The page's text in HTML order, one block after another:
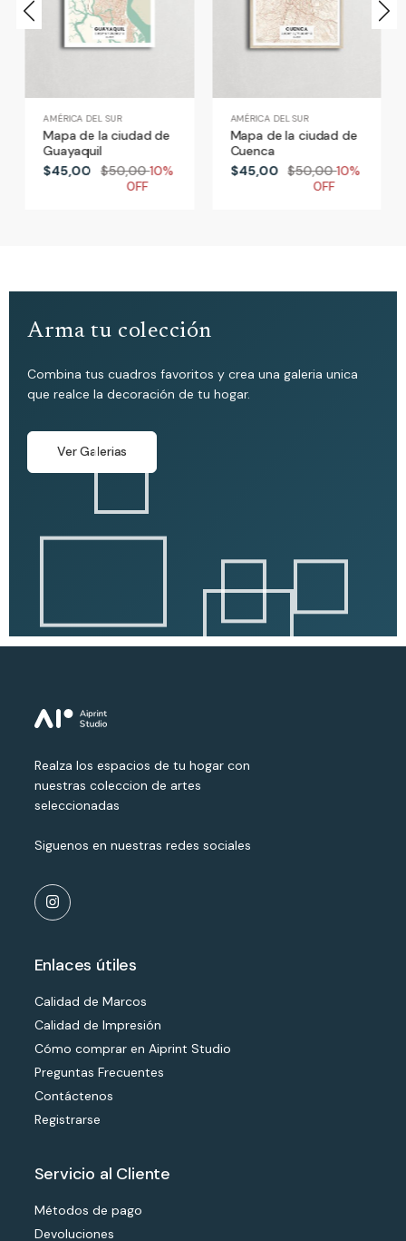
AMÉRICA DEL SUR
Mapa de la ciudad de
Guayaquil
$45,00 $50,0010%
AMÉRICA DEL SUR
Mapa de la ciudad de
Cuenca
$45,00 $50,0010%
Arma tu colección
Combina tus cuadros favoritos y crea una galeria unica
que realce la decoración de tu hogar.
Ver Galerias
Realza los espacios de tu hogar con
nuestras coleccion de artes
seleccionadas
Siguenos en nuestras redes sociales
Enlaces útiles
Calidad de Marcos
Calidad de Impresión
Cómo comprar en Aiprint Studio
Preguntas Frecuentes
Contáctenos
Registrarse
Servicio al Cliente
Métodos de pago
Devoluciones